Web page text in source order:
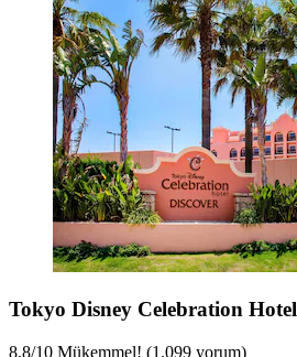
Tokyo Disney Celebration Hotel
8,8/10 Mükemmel! (1.099 yorum)